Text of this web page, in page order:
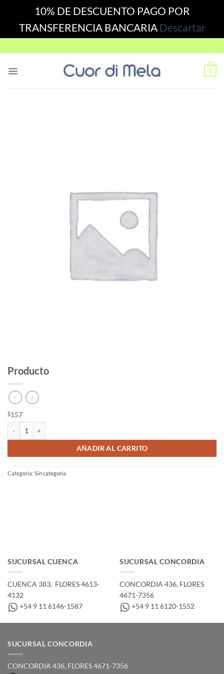
10% DE DESCUENTO PAGO POR
TRANSFERENCIA BANCARIA Descartar
to
0
Producto
$157
AÑADIR AL CARRITO
Categoría: Sin categoría
SUCURSAL CUENCA
CUENCA 383, ­ FLORES 4613-
4132
+54 9 11 6146-1587
SUCURSAL CONCORDIA
CONCORDIA 436,­ FLORES
4671-7356
+54 9 11 6120-1552
SUCURSAL CONCORDIA
CONCORDIA 436,­ FLORES 4671-7356